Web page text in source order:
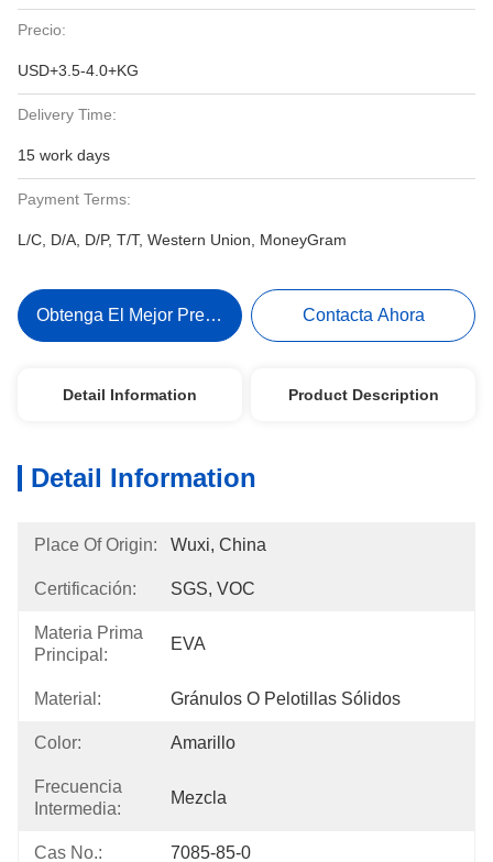
Precio:
USD+3.5-4.0+KG
Delivery Time:
15 work days
Payment Terms:
L/C, D/A, D/P, T/T, Western Union, MoneyGram
Obtenga El Mejor Precio Contacta Ahora
Detail Information Product Description
Detail Information
Place Of Origin: Wuxi, China
Certificación: SGS, VOC
Materia Prima
Principal:
EVA
Material: Gránulos O Pelotillas Sólidos
Color: Amarillo
Frecuencia
Intermedia:
Mezcla
Cas No.: 7085-85-0